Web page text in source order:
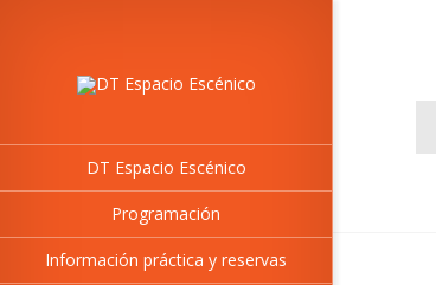
DT Espacio Escénico
Programación
Información práctica y reservas